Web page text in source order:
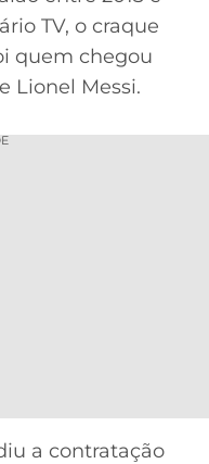
TV, o craque
quem chegou
Lionel Messi.
a contratação